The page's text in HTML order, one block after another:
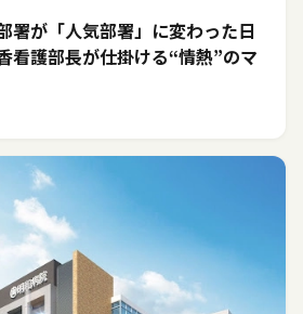
署が「人気部署」に変わった日――
看護部長が仕掛ける“情熱”のマ